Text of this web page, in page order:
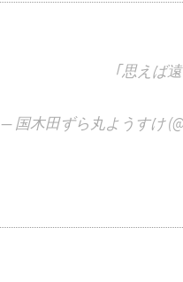
｢思えば
— 国木田ずら丸ようすけ